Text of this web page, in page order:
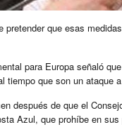
que esas
para Europa señaló
tiempo que son un ataque
después de que el
Azul, que prohíbe en